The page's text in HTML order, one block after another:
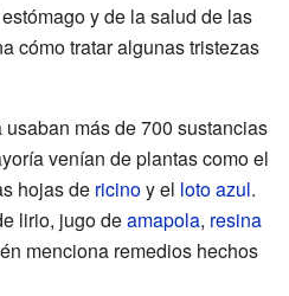
y de la salud de las
cómo tratar algunas tristezas
más de 700 sustancias
venían de plantas como el
hojas de ricinoy el loto azul.
lirio, jugo deamapola, resina
menciona remedios hechos